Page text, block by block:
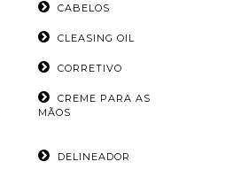
CABELOS
CLEASING OIL
CORRETIVO
CREME PARA AS
MÃOS
DELINEADOR